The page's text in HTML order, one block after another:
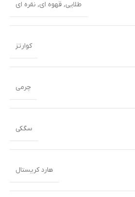
طلایی, قهوه ای, نقره ای
کوارتز
چرمی
سگکی
هارد کریستال